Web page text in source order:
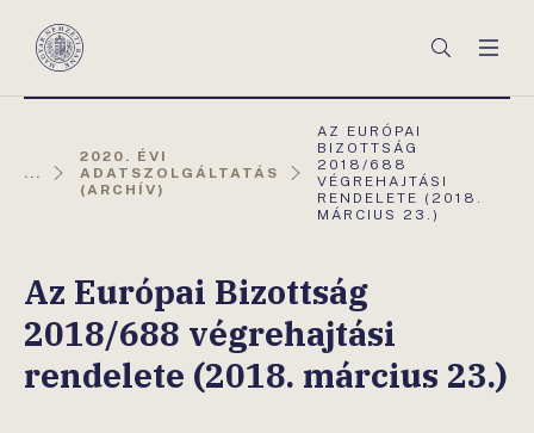
Magyar
Keresés
...
2020. ÉVI
ADATSZOLGÁLTATÁS
(ARCHÍV)
AKTUÁLIS
OLDAL:
AZ EURÓPAI
BIZOTTSÁG
2018/688
VÉGREHAJTÁSI
RENDELETE (2018.
MÁRCIUS 23.)
Az Európai Bizottság
2018/688 végrehajtási
rendelete (2018. március 23.)